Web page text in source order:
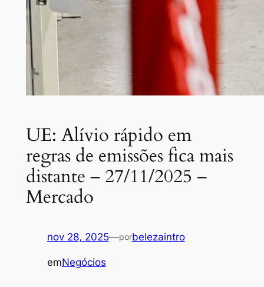
UE: Alívio rápido em
regras de emissões fica mais
distante – 27/11/2025 –
Mercado
nov 28, 2025—porbelezaintro
emNegócios